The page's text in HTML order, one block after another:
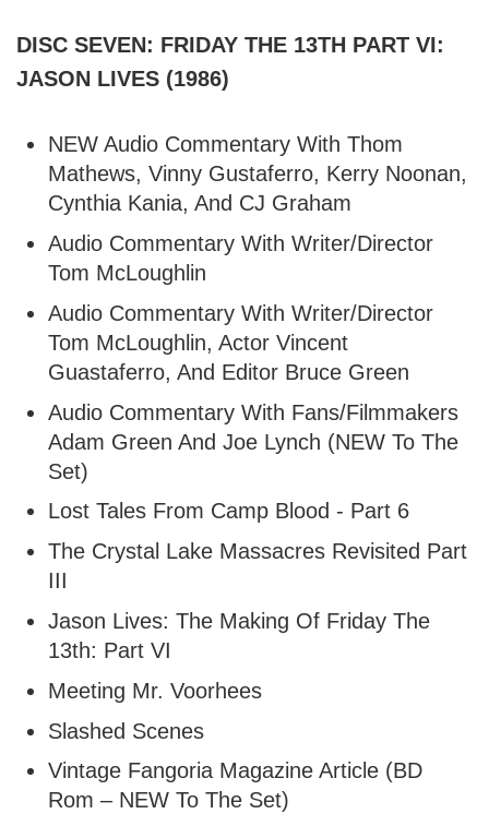
DISC SEVEN: FRIDAY THE 13TH PART VI:
JASON LIVES (1986)
NEW Audio Commentary With Thom
Mathews, Vinny Gustaferro, Kerry Noonan,
Cynthia Kania, And CJ Graham
Audio Commentary With Writer/Director
Tom McLoughlin
Audio Commentary With Writer/Director
Tom McLoughlin, Actor Vincent
Guastaferro, And Editor Bruce Green
Audio Commentary With Fans/Filmmakers
Adam Green And Joe Lynch (NEW To The
Set)
Lost Tales From Camp Blood - Part 6
The Crystal Lake Massacres Revisited Part
III
Jason Lives: The Making Of Friday The
13th: Part VI
Meeting Mr. Voorhees
Slashed Scenes
Vintage Fangoria Magazine Article (BD
Rom – NEW To The Set)